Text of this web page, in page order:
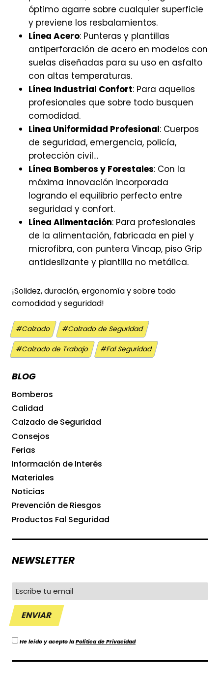
óptimo agarre sobre cualquier superficie
y previene los resbalamientos.
Línea Acero: Punteras y plantillas
antiperforación de acero en modelos con
suelas diseñadas para su uso en asfalto
con altas temperaturas.
Línea Industrial Confort: Para aquellos
profesionales que sobre todo busquen
comodidad.
Linea Uniformidad Profesional: Cuerpos
de seguridad, emergencia, policía,
protección civil…
Línea Bomberos y Forestales: Con la
máxima innovación incorporada
logrando el equilibrio perfecto entre
seguridad y confort.
Línea Alimentación: Para profesionales
de la alimentación, fabricada en piel y
microfibra, con puntera Vincap, piso Grip
antideslizante y plantilla no metálica.
¡Solidez, duración, ergonomía y sobre todo
comodidad y seguridad!
Etiquetas
de
la
#Calzado #Calzado de Seguridad
#Calzado de Trabajo #Fal Seguridad
BLOG
Bomberos
Calidad
Calzado de Seguridad
Consejos
Ferias
Información de Interés
Materiales
Noticias
Prevención de Riesgos
Productos Fal Seguridad
NEWSLETTER
He leído y acepto laPolítica de Privacidad